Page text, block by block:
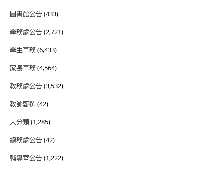
圖書館公告(433)
學務處公告(2,721)
學生事務(6,433)
家長事務(4,564)
教務處公告(3,532)
教師甄選(42)
未分類(1,285)
總務處公告(42)
輔導室公告(1,222)